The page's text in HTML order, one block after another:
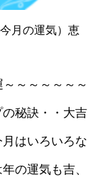
月の運気）恵
～～～～～～
秘訣・・大吉
はいろいろな
の運気も吉、